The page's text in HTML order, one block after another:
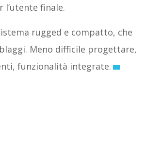
l’utente finale.
rugged e compatto, che
Meno difficile progettare,
funzionalità integrate.